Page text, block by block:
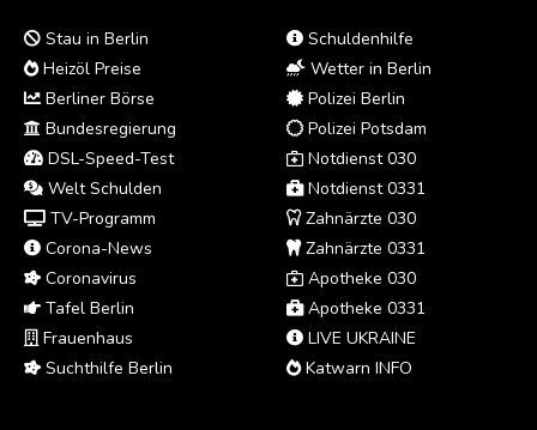
Stau in Berlin
Heizöl Preise
Berliner Börse
Bundesregierung
DSL-Speed-Test
Welt Schulden
TV-Programm
Corona-News
Coronavirus
Tafel Berlin
Frauenhaus
Suchthilfe Berlin
Schuldenhilfe
Wetter in Berlin
Polizei Berlin
Polizei Potsdam
Notdienst 030
Notdienst 0331
Zahnärzte 030
Zahnärzte 0331
Apotheke 030
Apotheke 0331
LIVE UKRAINE
Katwarn INFO